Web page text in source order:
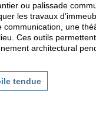
ou palissade
les travaux
communication, une
Ces outils
architectural
tendue